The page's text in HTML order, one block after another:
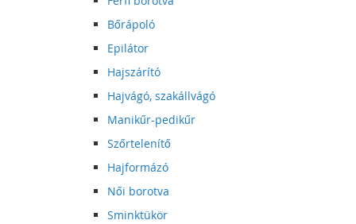
Bőrápoló
Epilátor
Hajszárító
Hajvágó, szakállvágó
Manikűr-pedikűr
Szőrtelenítő
Hajformázó
Női borotva
Sminktükör